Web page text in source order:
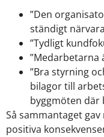
”Den
ständigt
”Tydligt
”Medarbetarna
”Bra styrning
bilagor till
byggmöten där
Så sammantaget
positiva